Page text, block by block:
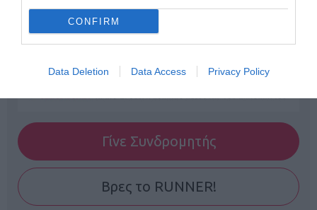
CONFIRM
Data Deletion Data Access Privacy Policy
Γίνε Συνδρομητής
Βρες το RUNNER!